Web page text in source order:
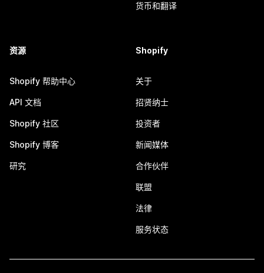
货币和翻译
资源
Shopify 帮助中心
API 文档
Shopify 社区
Shopify 博客
研究
Shopify
关于
招贤纳士
投资者
新闻媒体
合作伙伴
联盟
法律
服务状态